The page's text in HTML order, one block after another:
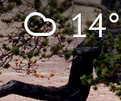
! 14°